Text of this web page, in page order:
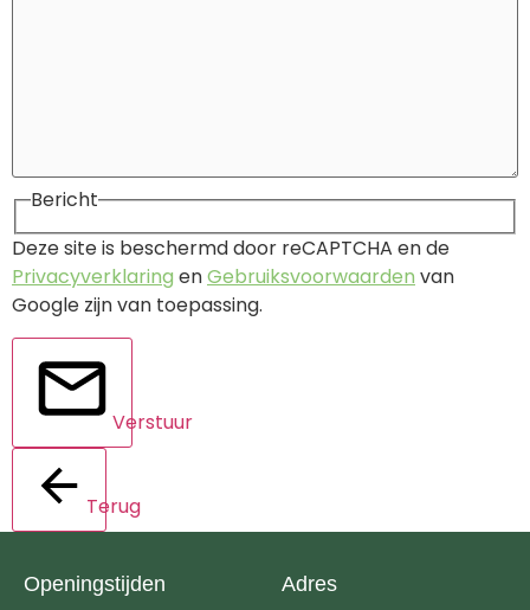
Bericht
Deze site is beschermd door reCAPTCHA en de
Privacyverklaring enGebruiksvoorwaarden van
Google zijn van toepassing.
Verstuur
Terug
Openingstijden Adres